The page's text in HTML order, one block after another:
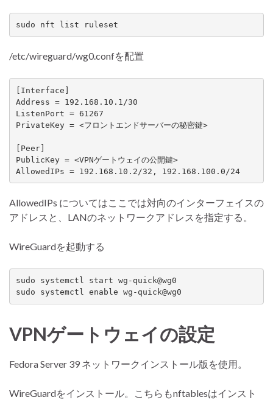
sudo nft list ruleset
/etc/wireguard/wg0.confを配置
[Interface]
Address = 192.168.10.1/30
ListenPort = 61267
PrivateKey = <フロントエンドサーバーの秘密鍵>
[Peer]
PublicKey = <VPNゲートウェイの公開鍵>
AllowedIPs = 192.168.10.2/32, 192.168.100.0/24
AllowedIPs についてはここでは対向のインターフェイスの
アドレスと、LANのネットワークアドレスを指定する。
WireGuardを起動する
sudo systemctl start wg-quick@wg0
sudo systemctl enable wg-quick@wg0
VPNゲートウェイの設定
Fedora Server 39 ネットワークインストール版を使用。
WireGuardをインストール。こちらもnftablesはインスト